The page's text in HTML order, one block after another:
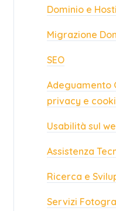
Dominio e
Migrazione
SEO
Adeguamento
privacy e
Usabilità sul
Assistenza
Ricerca e
Servizi